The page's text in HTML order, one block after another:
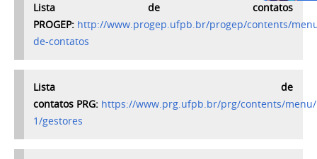
Lista de contatos
PROGEP: http://www.progep.ufpb.br/progep/contents/
de-contatos
Lista de
contatos PRG: https://www.prg.ufpb.br/prg/contents/
1/gestores